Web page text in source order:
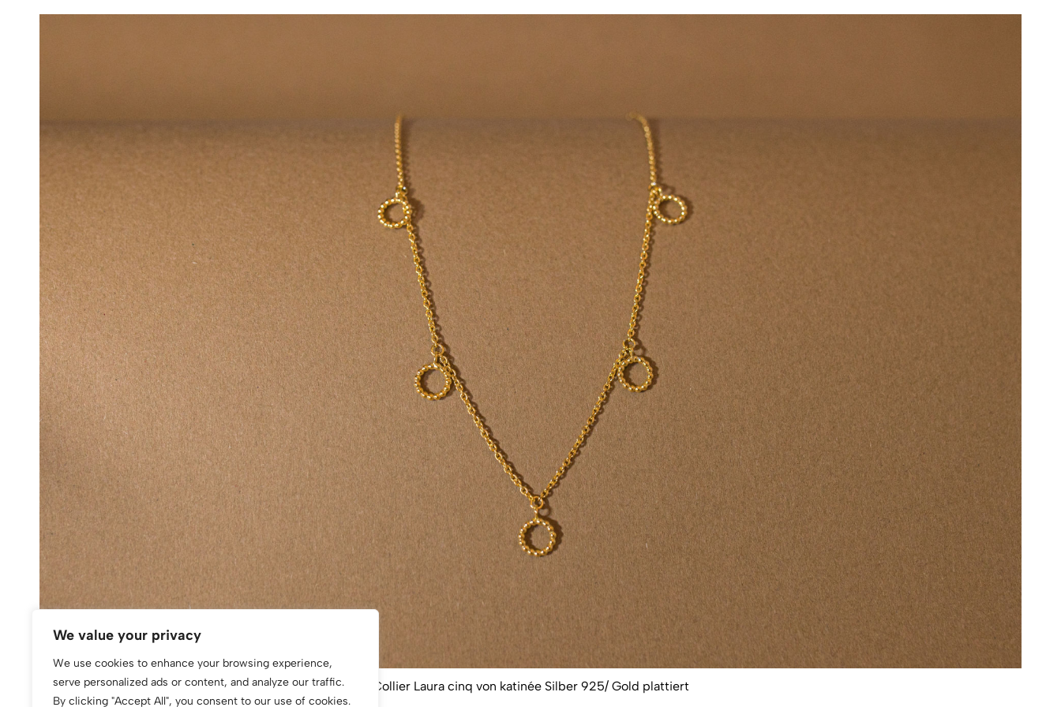
We value your privacy
We use cookies to enhance your browsing experience,
serve personalized ads or content, and analyze our traffic.
By clicking "Accept All", you consent to our use of cookies.
Collier Laura cinq von katinée Silber 925/ Gold plattiert